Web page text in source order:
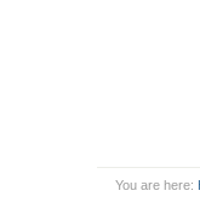
You are here: